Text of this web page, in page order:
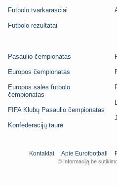
Futbolo tvarkarasciai
Futbolo rezultatai
Pasaulio čempionatas
Europos čempionatas
Europos salės futbolo
čempionatas
FIFA Klubų Pasaulio čempionatas
Konfederacijų taurė
Kontaktai Apie Eurofootball
© Informaciją be